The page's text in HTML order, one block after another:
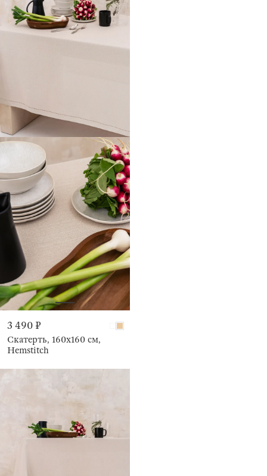
3 490 ₽
Скатерть, 160х160 см,
Hemstitch